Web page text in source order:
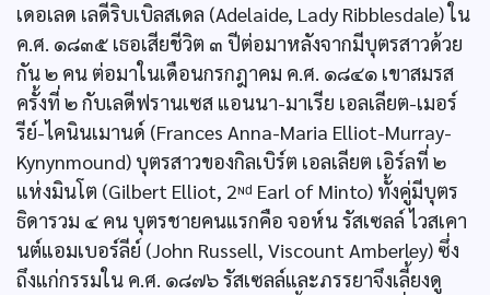
เดอเลด เลดีริบเบิลสเดล (Adelaide, Lady Ribblesdale) ใน
ค.ศ. ๑๘๓๕ เธอเสียชีวิต ๓ ปีต่อมาหลังจากมีบุตรสาวด้วย
กัน ๒ คน ต่อมาในเดือนกรกฎาคม ค.ศ. ๑๘๔๑ เขาสมรส
ครั้งที่ ๒ กับเลดีฟรานเซส แอนนา-มาเรีย เอลเลียต-เมอร์
รีย์-ไคนินเมานด์ (Frances Anna-Maria Elliot-Murray-
Kynynmound) บุตรสาวของกิลเบิร์ต เอลเลียต เอิร์ลที่ ๒
แห่งมินโต (Gilbert Elliot, 2ᶰᵈ Earl of Minto) ทั้งคู่มีบุตร
ธิดารวม ๔ คน บุตรชายคนแรกคือ จอห์น รัสเซลล์ ไวสเคา
นต์แอมเบอร์ลีย์ (John Russell, Viscount Amberley) ซึ่ง
ถึงแก่กรรมใน ค.ศ. ๑๘๗๖ รัสเซลล์และภรรยาจึงเลี้ยงดู